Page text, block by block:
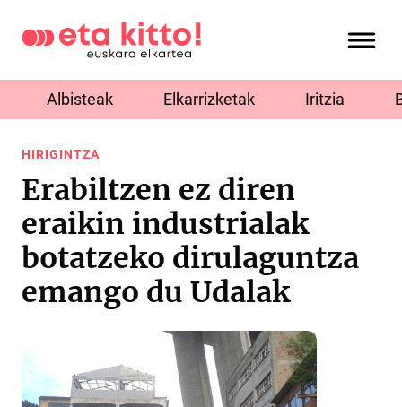
Albisteak Elkarrizketak Iritzia
HIRIGINTZA
Erabiltzen ez diren
eraikin industrialak
botatzeko dirulaguntza
emango du Udalak